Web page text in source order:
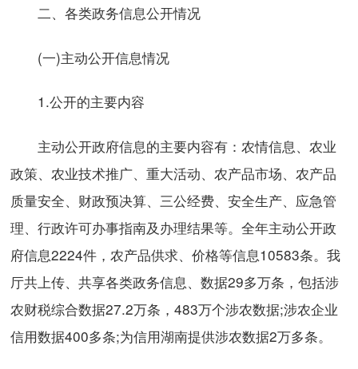
二、各类政务信息公开情况
(一)主动公开信息情况
1.公开的主要内容
主动公开政府信息的主要内容有：农情信息、农业
政策、农业技术推广、重大活动、农产品市场、农产品
质量安全、财政预决算、三公经费、安全生产、应急管
理、行政许可办事指南及办理结果等。全年主动公开政
府信息2224件，农产品供求、价格等信息10583条。我
厅共上传、共享各类政务信息、数据29多万条，包括涉
农财税综合数据27.2万条，483万个涉农数据;涉农企业
信用数据400多条;为信用湖南提供涉农数据2万多条。